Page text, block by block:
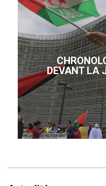
DEVANT LA